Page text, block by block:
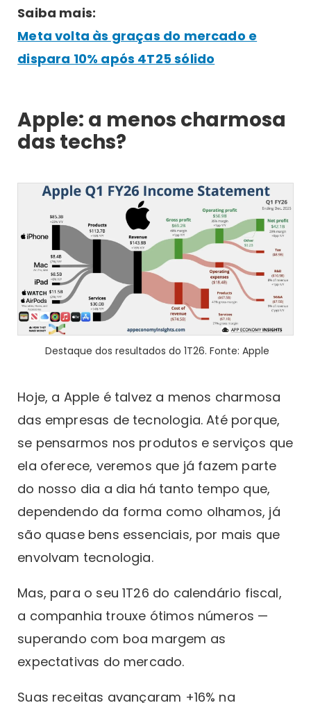
Saiba mais:
Meta volta às graças do mercado e
dispara 10% após 4T25 sólido
Apple: a menos charmosa
das techs?
Destaque dos resultados do 1T26. Fonte: Apple
Hoje, a Apple é talvez a menos charmosa
das empresas de tecnologia. Até porque,
se pensarmos nos produtos e serviços que
ela oferece, veremos que já fazem parte
do nosso dia a dia há tanto tempo que,
dependendo da forma como olhamos, já
são quase bens essenciais, por mais que
envolvam tecnologia.
Mas, para o seu 1T26 do calendário fiscal,
a companhia trouxe ótimos números —
superando com boa margem as
expectativas do mercado.
Suas receitas avançaram +16% na